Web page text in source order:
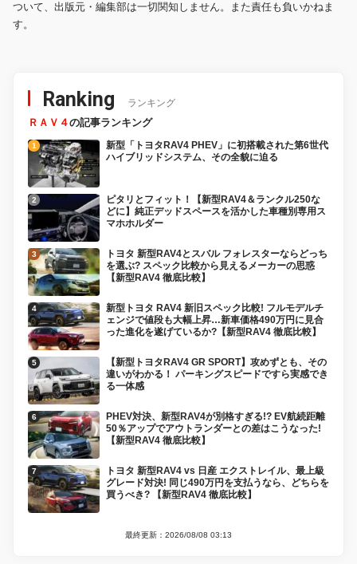
ついて、出版元・編集部は一切関知しません。また責任も負いかねま
す。
Ranking ランキング
ＲＡＶ４の記事ランキング
新型「トヨタRAV4 PHEV」に初搭載された第6世代
ハイブリッドシステム、その全貌に迫る
ピタリとフィット！【新型RAV4＆ランクル250な
どに】純正デッドスペースを活かした車種別専用ス
マホホルダー
トヨタ 新型RAV4とスバル フォレスターならどっち
を選ぶ? スペック比較から見えるメーカーの思惑
【新型RAV4 徹底比較】
新型トヨタ RAV4 新旧スペック比較! フルモデルチ
ェンジで値段も大幅上昇…新車価格490万円に見合
った進化を遂げているか?【新型RAV4 徹底比較】
【新型トヨタRAV4 GR SPORT】攻めずとも、その
違いがわかる！ パーキングスピードですら実感でき
る一体感
PHEV対決、新型RAV4が別格すぎる!? EV航続距離
50％アップでアウトランダーとの差はこうなった!
【新型RAV4 徹底比較】
トヨタ 新型RAV4 vs 日産 エクストレイル、最上級
グレード対決! 同じ490万円を支払うなら、どちらを
買うべき? 【新型RAV4 徹底比較】
最終更新：2026/08/08 03:13